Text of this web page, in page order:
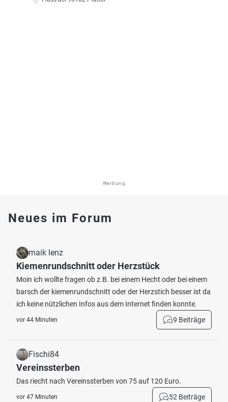
Werbung
Neues im Forum
maik lenz
Kiemenrundschnitt oder Herzstück
Moin ich wollte fragen ob z.B. bei einem Hecht oder bei einem
barsch der kiemenrundschnitt oder der Herzstich besser ist da
ich keine nützlichen Infos aus dem Internet finden konnte.
vor 44 Minuten 9 Beiträge
Fischi84
Vereinssterben
Das riecht nach Vereinssterben von 75 auf 120 Euro.
vor 47 Minuten 52 Beiträge